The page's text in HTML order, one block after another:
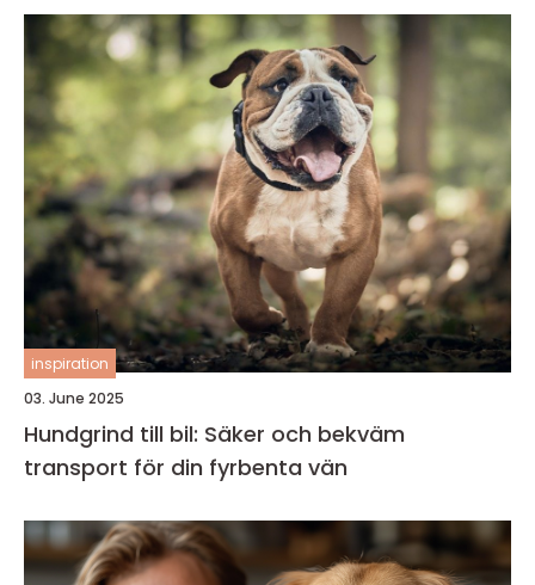
inspiration
03. June 2025
Hundgrind till bil: Säker och bekväm
transport för din fyrbenta vän